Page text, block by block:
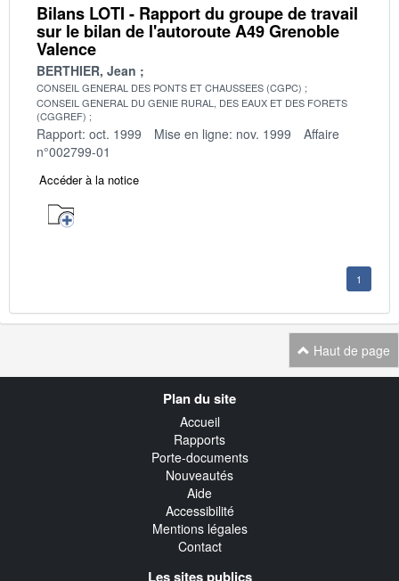
Bilans LOTI - Rapport du groupe de travail
sur le bilan de l'autoroute A49 Grenoble
Valence
BERTHIER, Jean
CONSEIL GENERAL DES PONTS ET CHAUSSEES (CGPC)
CONSEIL GENERAL DU GENIE RURAL, DES EAUX ET DES FORETS
(CGGREF)
Rapport: oct. 1999 Mise en ligne: nov. 1999
Affaire
n°002799-01
Accéder à la notice
1
Haut de page
Plan du site
Accueil
Rapports
Porte-documents
Nouveautés
Aide
Accessibilité
Mentions légales
Contact
Les sites publics